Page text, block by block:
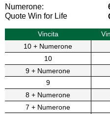
Numerone:
Quote Win for Life
Vincita
10 + Numerone
10
9 + Numerone
9
8 + Numerone
7 + Numerone